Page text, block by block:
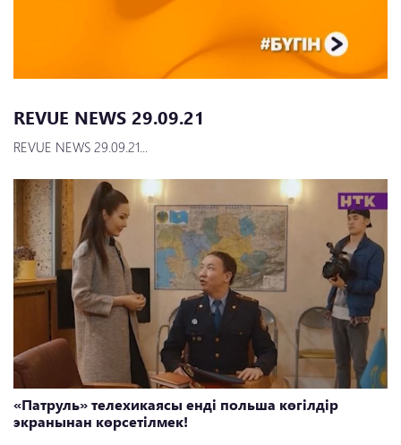
REVUE NEWS 29.09.21
REVUE NEWS 29.09.21...
«Патруль» телехикаясы енді польша көгілдір
экранынан көрсетілмек!